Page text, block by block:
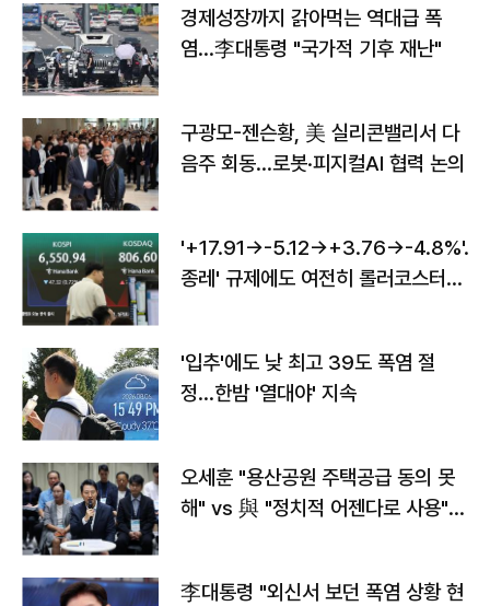
경제성장까지 갉아먹는 역대급 폭
염…李대통령 "국가적 기후 재난"
구광모-젠슨황, 美 실리콘밸리서 다
음주 회동…로봇·피지컬AI 협력 논의
'+17.91→-5.12→+3.76→-4.8%'…'
종레' 규제에도 여전히 롤러코스터
'입추'에도 낮 최고 39도 폭염 절
정…한밤 '열대야' 지속
오세훈 "용산공원 주택공급 동의 못
해" vs 與 "정치적 어젠다로 사용"
李대통령 "외신서 보던 폭염 상황 현